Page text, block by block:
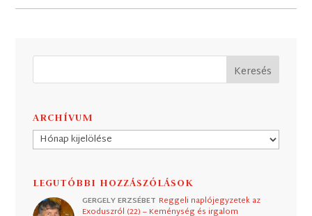
ARCHÍVUM
Archívum
LEGUTÓBBI HOZZÁSZÓLÁSOK
GERGELY ERZSÉBET Reggeli naplójegyzetek az
Exoduszról (22) – Keménység és irgalom